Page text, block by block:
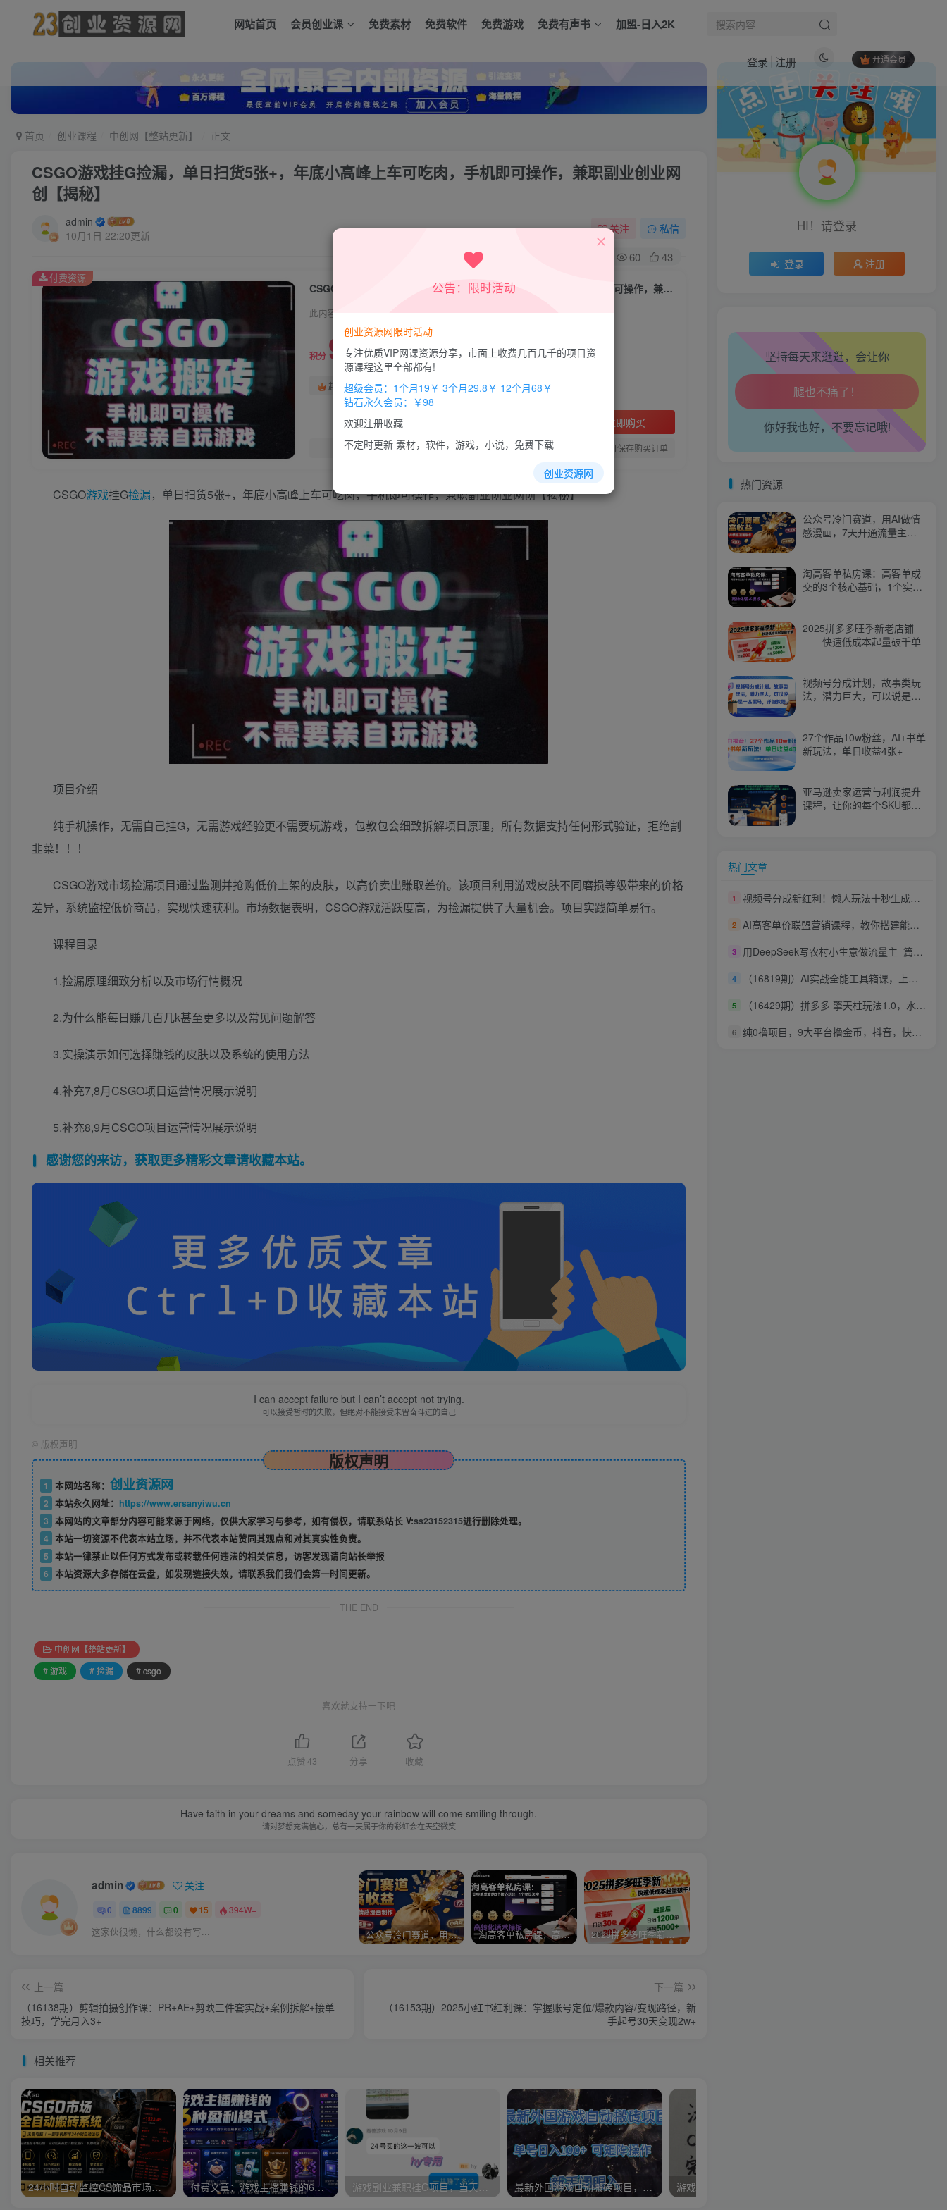
网站首页 会员创业课 免费素材 免费软件 免费游戏 免费有声书 加盟-日入2K
开通会员
登录 注册
首页 创业课程 中创网【整站更新】 正文
CSGO游戏挂G捡漏，单日扫货5张+，年底小高峰上车可吃肉，手机即可操作，兼职副业创业网
创【揭秘】
admin
10月1日 22:20更新
关注 私信
60 43
CSGO游戏挂G捡漏，单日扫货5张+，年底小高峰上车可吃肉，手机即可操作，兼职副业创业网创【揭秘】
此内容为付费资源，请付费后查看
积分 9.9
超级会员免费 钻石会员 免费
立即购买
您当前未登录！建议登陆后购买，办理会员包月更省钱，可保存购买订单
付费资源
CSGO游戏挂G捡漏，单日扫货5张+，年底小高峰上车可吃肉，手机即可操作，兼职副业创业网创【揭秘】
项目介绍
纯手机操作，无需自己挂G，无需游戏经验更不需要玩游戏，包教包会细致拆解项目原理，所有数据支持任何形式验证，拒绝割
韭菜！！！
CSGO游戏市场捡漏项目通过监测并抢购低价上架的皮肤，以高价卖出賺取差价。该项目利用游戏皮肤不同磨损等级带来的价格
差异，系统监控低价商品，实现快速获利。市场数据表明，CSGO游戏活跃度高，为捡漏提供了大量机会。项目实践简单易行。
课程目录
1.捡漏原理细致分析以及市场行情概况
2.为什么能每日賺几百几k甚至更多以及常见问题解答
3.实操演示如何选择賺钱的皮肤以及系统的使用方法
4.补充7,8月CSGO项目运营情况展示说明
5.补充8,9月CSGO项目运营情况展示说明
感谢您的来访，获取更多精彩文章请收藏本站。
I can accept failure but I can’t accept not trying.
可以接受暂时的失败，但绝对不能接受未曾奋斗过的自己
© 版权声明
版权声明
1 本网站名称： 创业资源网
2 本站永久网址： https://www.ersanyiwu.cn
3 本网站的文章部分内容可能来源于网络，仅供大家学习与参考，如有侵权，请联系站长 V:ss23152315进行删除处理。
4 本站一切资源不代表本站立场，并不代表本站赞同其观点和对其真实性负责。
5 本站一律禁止以任何方式发布或转载任何违法的相关信息，访客发现请向站长举报
6 本站资源大多存储在云盘，如发现链接失效，请联系我们我们会第一时间更新。
THE END
中创网【整站更新】
# 游戏
# 捡漏 # csgo
喜欢就支持一下吧
点赞43 分享 收藏
Have faith in your dreams and someday your rainbow will come smiling through.
请对梦想充满信心，总有一天属于你的彩虹会在天空微笑
admin 关注
0 8899 0 15 394W+
这家伙很懒，什么都没有写... 公众号冷门赛道，用AI做情感漫画，7天开通流量主，操作简单，小白可玩 淘高客单私房课：高客单成交的3个核心基础，1个实操法宝 2025拼多多旺季新老店铺——快速低成本起量破千单
上一篇
（16138期）剪辑拍摄创作课：PR+AE+剪映三件套实战+案例拆解+接单
技巧，学完月入3+
下一篇
（16153期）2025小红书红利课：掌握账号定位/爆款内容/变现路径，新
手起号30天变现2w+
相关推荐
24小时自动监控CS饰品市场，手机即可完成全部操作实现自动搬砖盈利，日入300+【揭秘】 付费文章：游戏主播賺钱的6种盈利模式 游戏副业兼职挂G项目，当天做当天见收益,日入1k+，小白轻松入手【揭秘】 最新外国游戏自动搬砖项目，单号100+，可以矩阵操作，新手也可做【揭秘】
热门文章
视频号分成新红利！懒人玩法十秒生成视频，不用剪辑不用拍摄，手机一键操作，单日1k+【揭秘】
AI高客单价联盟营销课程，教你搭建能在搜索引擎里获得排名的互动式页面，引来流量，把访客转化为高佣金的成交【原创双语字幕】
用DeepSeek写农村小生意做流量主 篇篇都是大爆文
（16819期）AI实战全能工具箱课，上百场景、行业获客、带货提效，一部课程应对所有需求
（16429期）拼多多 擎天柱玩法1.0，水果生鲜2小时起量，标品2天爆单，利润率提升30%
HI！请登录
登录 注册
坚持每天来逛逛，会让你
心情也舒畅了！
走路也有劲了！
腿也不痛了！
腰也不酸了！
你好我也好，不要忘记哦!
热门资源
公众号冷门赛道，用AI做情
感漫画，7天开通流量主，
淘高客单私房课：高客单成
交的3个核心基础，1个实操
2025拼多多旺季新老店铺
——快速低成本起量破千单
视频号分成计划，故事类玩
法，潜力巨大，可以说是一
27个作品10w粉丝，AI+书单
新玩法，单日收益4张+
亚马逊卖家运营与利润提升
课程，让你的每个SKU都成
热门文章
1 视频号分成新红利！懒人玩法十秒生成视频，不用剪辑不用拍摄，手机一键操作，单日1k+【揭秘】
2 AI高客单价联盟营销课程，教你搭建能在搜索引擎里获得排名的互动式页面，引来流量，把访客转化为高佣金的成交【原创双语字幕】
3 用DeepSeek写农村小生意做流量主 篇篇都是大爆文
4 （16819期）AI实战全能工具箱课，上百场景、行业获客、带货提效，一部课程应对所有需求
5 （16429期）拼多多 擎天柱玩法1.0，水果生鲜2小时起量，标品2天爆单，利润率提升30%
6 纯0撸项目，9大平台撸金币，抖音，快手，汽水，番茄畅听等，1天100，可矩阵
公告：限时活动
创业资源网限时活动
专注优质VIP网课资源分享，市面上收费几百几千的项目资
源课程这里全部都有!
超级会员：1个月19￥ 3个月29.8￥ 12个月68￥
钻石永久会员：￥98
欢迎注册收藏
不定时更新 素材，软件，游戏，小说，免费下载
创业资源网